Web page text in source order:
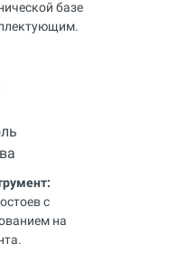
базе
с
на